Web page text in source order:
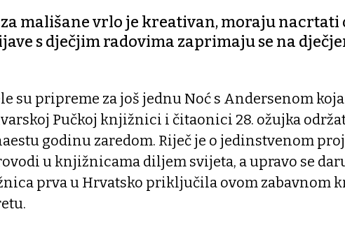
mališane vrlo je kreativan, moraju
s dječjim radovima zaprimaju se na
su pripreme za još jednu Noć s Andersenom koja
Pučkoj knjižnici i čitaonici 28. ožujka
godinu zaredom. Riječ je o jedinstvenom
u knjižnicama diljem svijeta, a upravo se
prva u Hrvatsko priključila ovom zabavnom